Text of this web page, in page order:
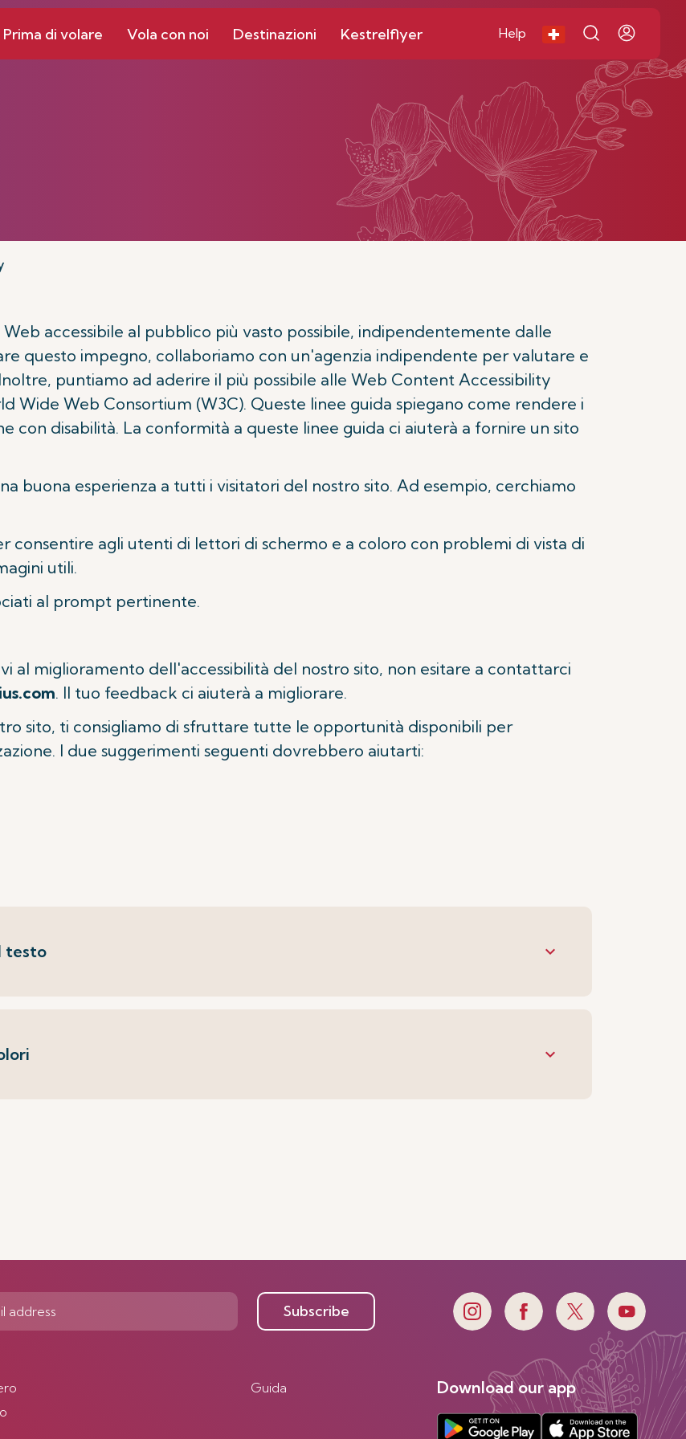
Prima di volare Vola con noi Destinazioni Kestrelflyer Help
accessibile al pubblico più vasto possibile, indipendentemente dalle
questo impegno, collaboriamo con un'agenzia indipendente per valutare e
puntiamo ad aderire il più possibile alle Web Content Accessibility
Wide Web Consortium (W3C). Queste linee guida spiegano come rendere i
con disabilità. La conformità a queste linee guida ci aiuterà a fornire un sito
buona esperienza a tutti i visitatori del nostro sito. Ad esempio, cerchiamo
consentire agli utenti di lettori di schermo e a coloro con problemi di vista di
utili.
al prompt pertinente.
al miglioramento dell'accessibilità del nostro sito, non esitare a contattarci
. Il tuo feedback ci aiuterà a migliorare.
sito, ti consigliamo di sfruttare tutte le opportunità disponibili per
I due suggerimenti seguenti dovrebbero aiutarti:
testo keyboard_arrow_down
keyboard_arrow_down
Subscribe
Guida Download our app